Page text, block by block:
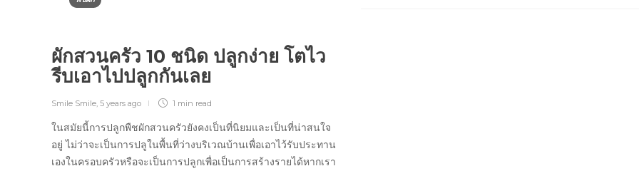
ผักสวนครัว 10 ชนิด ปลูกง่าย โตไว
รีบเอาไปปลูกกันเลย
Smile Smile, 5 years ago 1 min read
ในสมัยนี้การปลูกพืชผักสวนครัวยังคงเป็นที่นิยมและเป็นที่น่าสนใจ
อยู่ ไม่ว่าจะเป็นการปลูในพื้นที่ว่างบริเวณบ้านเพื่อเอาไว้รับประทาน
เองในครอบครัวหรือจะเป็นการปลูกเพื่อเป็นการสร้างรายได้หากเรา